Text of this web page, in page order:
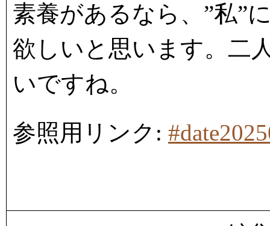
素養があるなら、”私”
欲しいと思います。二
いですね。
参照用リンク: